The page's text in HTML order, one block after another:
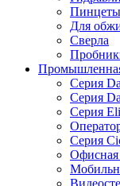
Пинцеты
Для
Сверла
Серия
Серия
Серия
Серия
Офисная